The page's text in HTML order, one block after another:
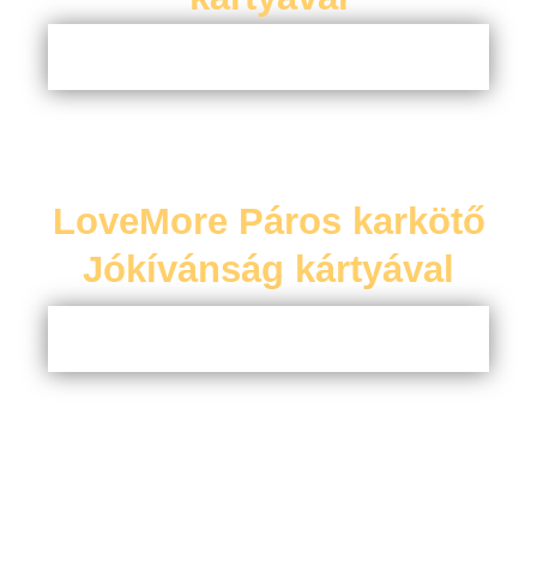
LoveMore Páros karkötő
Jókívánság kártyával